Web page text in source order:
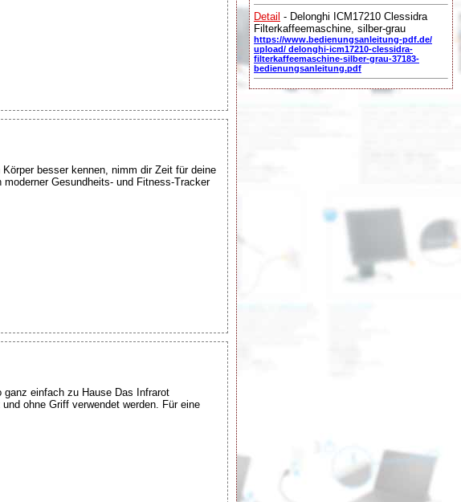
besser kennen, nimm dir Zeit für deine
Gesundheits- und Fitness-Tracker
einfach zu Hause Das Infrarot
ohne Griff verwendet werden. Für eine
Detail - Delonghi ICM17210 Clessidra
Filterkaffeemaschine, silber-grau
https://www.bedienungsanleitung-pdf.de/
upload/ delonghi-icm17210-clessidra-
filterkaffeemaschine-silber-grau-37183-
bedienungsanleitung.pdf